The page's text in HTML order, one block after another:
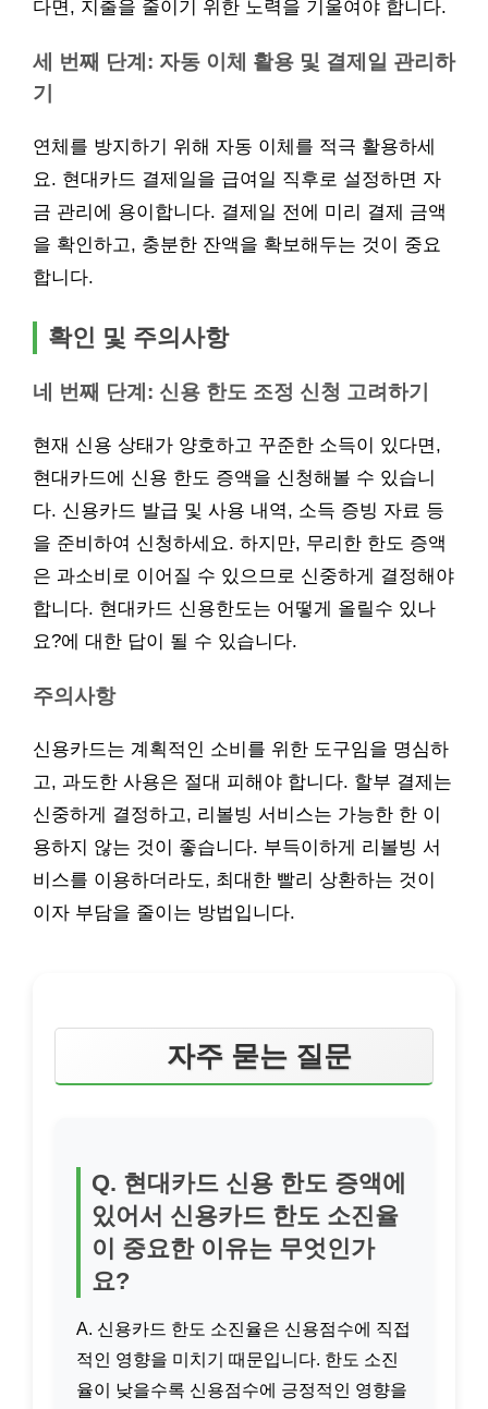
다면, 지출을 줄이기 위한 노력을 기울여야 합니다.
세 번째 단계: 자동 이체 활용 및 결제일 관리하
기
연체를 방지하기 위해 자동 이체를 적극 활용하세
요. 현대카드 결제일을 급여일 직후로 설정하면 자
금 관리에 용이합니다. 결제일 전에 미리 결제 금액
을 확인하고, 충분한 잔액을 확보해두는 것이 중요
합니다.
확인 및 주의사항
네 번째 단계: 신용 한도 조정 신청 고려하기
현재 신용 상태가 양호하고 꾸준한 소득이 있다면,
현대카드에 신용 한도 증액을 신청해볼 수 있습니
다. 신용카드 발급 및 사용 내역, 소득 증빙 자료 등
을 준비하여 신청하세요. 하지만, 무리한 한도 증액
은 과소비로 이어질 수 있으므로 신중하게 결정해야
합니다. 현대카드 신용한도는 어떻게 올릴수 있나
요?에 대한 답이 될 수 있습니다.
주의사항
신용카드는 계획적인 소비를 위한 도구임을 명심하
고, 과도한 사용은 절대 피해야 합니다. 할부 결제는
신중하게 결정하고, 리볼빙 서비스는 가능한 한 이
용하지 않는 것이 좋습니다. 부득이하게 리볼빙 서
비스를 이용하더라도, 최대한 빨리 상환하는 것이
이자 부담을 줄이는 방법입니다.
자주 묻는 질문
Q. 현대카드 신용 한도 증액에
있어서 신용카드 한도 소진율
이 중요한 이유는 무엇인가
요?
A. 신용카드 한도 소진율은 신용점수에 직접
적인 영향을 미치기 때문입니다. 한도 소진
율이 낮을수록 신용점수에 긍정적인 영향을